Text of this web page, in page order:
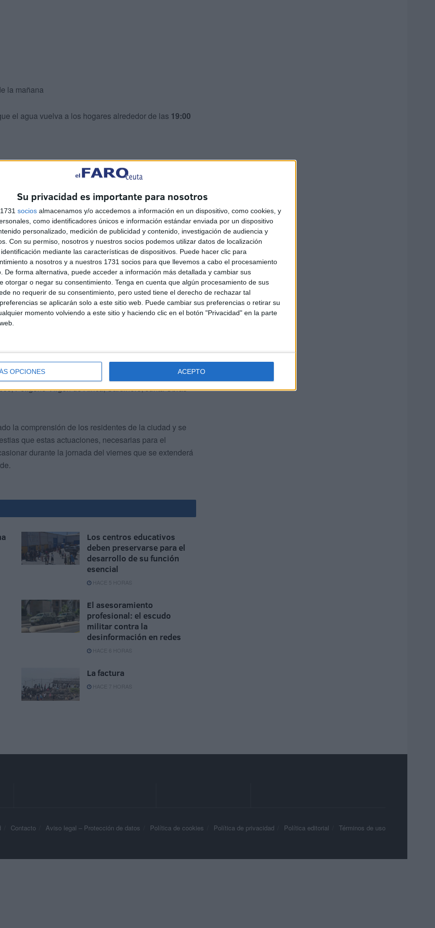
Su privacidad es importante para nosotros
socios almacenamos y/o accedemos a información en un dispositivo, como cookies, y
como identificadores únicos e información estándar enviada por un dispositivo
personalizado, medición de publicidad y contenido, investigación de audiencia y
Con su permiso, nosotros y nuestros socios podemos utilizar datos de localización
mediante las características de dispositivos. Puede hacer clic para
a nosotros y a nuestros 1731 socios para que llevemos a cabo el procesamiento
De forma alternativa, puede acceder a información más detallada y cambiar sus
otorgar o negar su consentimiento. Tenga en cuenta que algún procesamiento de sus
no requerir de su consentimiento, pero usted tiene el derecho de rechazar tal
se aplicarán solo a este sitio web. Puede cambiar sus preferencias o retirar su
momento volviendo a este sitio y haciendo clic en el botón "Privacidad" en la parte
OPCIONES ACEPTO
la mañana
el agua vuelva a los hogares alrededor de las 19:00
se centran en lamejora de la red de
Coronel Gautier, recordando además que el
eficiente y estable para todos los ciudadanos en el
interrupción temporal del suministro de agua, se ha
(Hadu), Bermudo Soriano, Avenida Lisboa, Ejército
Polígono Virgen de África, Sardinero, Junta Obras
la comprensión de los residentes de la ciudad y se
que estas actuaciones, necesarias para el
durante la jornada del viernes que se extenderá
Los centros educativos
deben preservarse para el
desarrollo de su función
esencial
HACE 5 HORAS
El asesoramiento
profesional: el escudo
militar contra la
desinformación en redes
HACE 6 HORAS
La factura
HACE 7 HORAS
Contacto Aviso legal – Protección de datos Política de cookies Política de privacidad Política editorial Términos de uso